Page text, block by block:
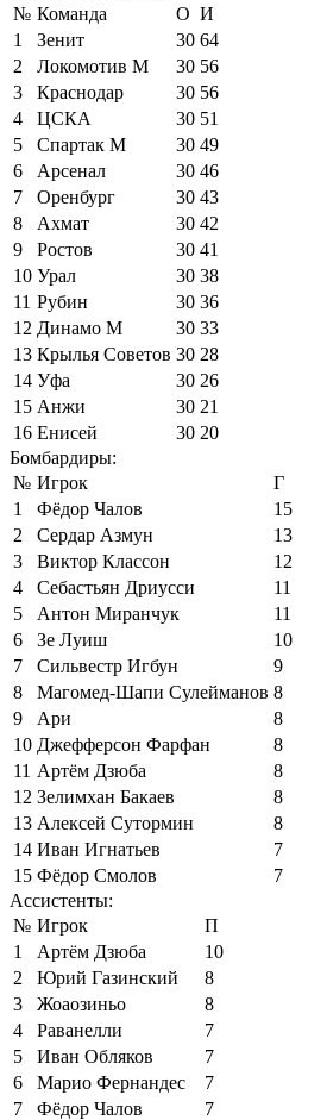
№ Команда О И
1
Зенит 30 64
2
Локомотив М 30 56
3
Краснодар 30 56
4
ЦСКА 30 51
5
Спартак М 30 49
6
Арсенал 30 46
7
Оренбург 30 43
8
Ахмат 30 42
9
Ростов 30 41
10 Урал 30 38
11 Рубин 30 36
12 Динамо М 30 33
13 Крылья Советов 30 28
14 Уфа 30 26
15 Анжи 30 21
16 Енисей 30 20
Бомбардиры:
№ Игрок
Г
1
Фёдор Чалов
15
2
Сердар Азмун
13
3
Виктор Классон
12
4
Себастьян Дриусси
11
5
Антон Миранчук
11
6
Зе Луиш
10
7
Сильвестр Игбун
9
8
Магомед-Шапи Сулейманов 8
9
Ари
8
10 Джефферсон Фарфан
8
11 Артём Дзюба
8
12 Зелимхан Бакаев
8
13 Алексей Сутормин
8
14 Иван Игнатьев
7
15 Фёдор Смолов
7
Ассистенты:
№ Игрок
П
1
Артём Дзюба
10
2
Юрий Газинский
8
3
Жоаозиньо
8
4
Раванелли
7
5
Иван Обляков
7
6
Марио Фернандес
7
7
Фёдор Чалов
7